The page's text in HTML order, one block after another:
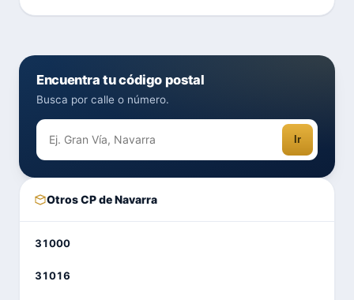
Encuentra tu código postal
Busca por calle o número.
Ir
Otros CP de Navarra
31000
31016